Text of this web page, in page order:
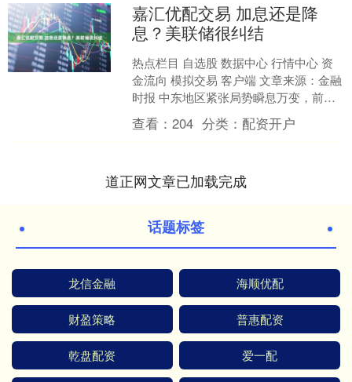
嘉汇优配交易 加息还是降
息？美联储很纠结
热点栏目 自选股 数据中心 行情中心 资
金流向 模拟交易 客户端 文章来源：金融
时报 中东地区紧张局势瞬息万变，前一
天市场还在欢呼美伊停火两周，后一天
市场便再次....
查看：204 分类：配资开户
道正网文章已加载完成
话题标签
龙信金融 海顺优配
财盈策略 普惠配资
乾盘配资 爱一配